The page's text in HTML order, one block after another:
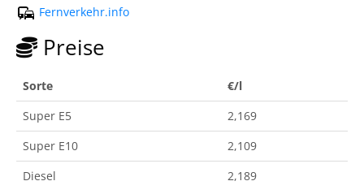
Fernverkehr.info
Preise
Sorte
€/l
Super E5
2,169
Super E10
2,109
Diesel
2,189